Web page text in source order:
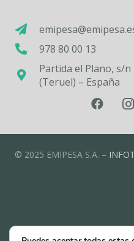
978 80 00 13
Partida el Plano, s/
(Teruel) – España
© 2025 EMIPESA S.A. –